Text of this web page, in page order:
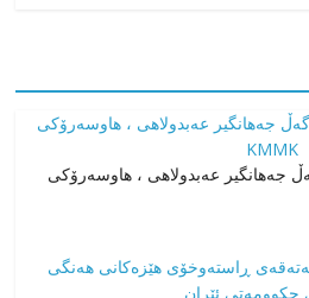
جەهانگیر عەبدولاهی ، هاوسەرۆکی